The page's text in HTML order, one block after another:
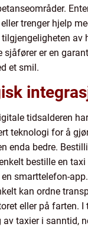
trenger hjelp
av
sjåfører er en
et smil.
tidsalderen
teknologi for å
enda bedre.
bestille en
smarttelefon-
kan ordne
eller på farten.
av taxier i sanntid,